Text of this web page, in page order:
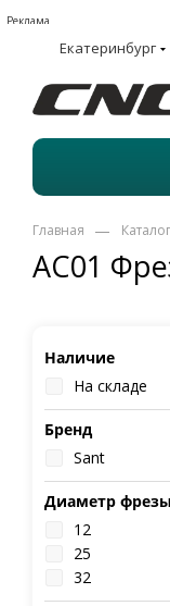
Реклама
Екатеринбург
AC01
Главная — Каталог
Наличие
На складе
Бренд
Sant
Диаметр
12
25
32